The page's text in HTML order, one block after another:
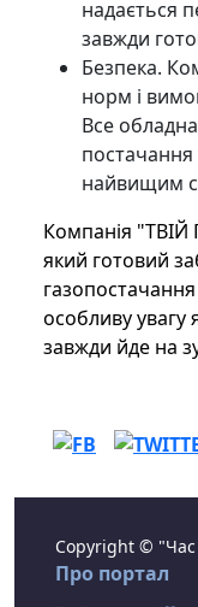
надається
завжди
Безпека.
норм і
Все
постачання
найвищим
Компанія "ТВІЙ
який готовий
особливу увагу
завжди йде на
Copyright © "Час
Про портал